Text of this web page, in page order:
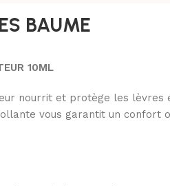
BAUME
10ML
nourrit et protège les lèvres
vous garantit un confort